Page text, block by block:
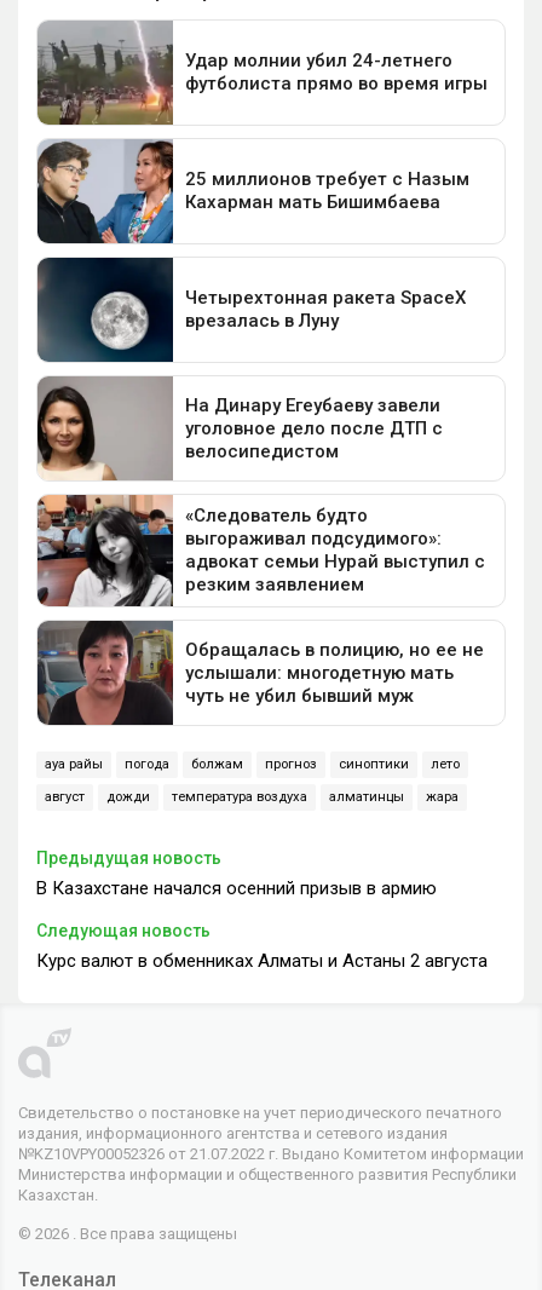
ауа райы погода болжам прогноз синоптики лето
август дожди температура воздуха алматинцы жара
Предыдущая новость
В Казахстане начался осенний призыв в армию
Следующая новость
Курс валют в обменниках Алматы и Астаны 2 августа
Свидетельство о постановке на учет периодического печатного
издания, информационного агентства и сетевого издания
№KZ10VPY00052326 от 21.07.2022 г. Выдано Комитетом информации
Министерства информации и общественного развития Республики
Казахстан.
© 2026 . Все права защищены
Телеканал